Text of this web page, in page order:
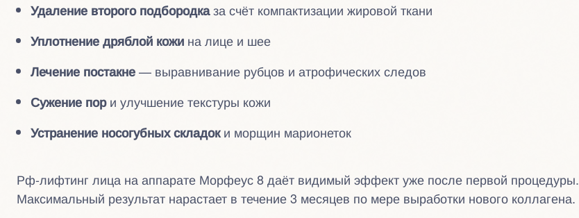
Удаление второго подбородказа счёт компактизации жировой ткани
Уплотнение дряблой кожи на лице и шее
Лечение постакне— выравнивание рубцов и атрофических следов
Сужение пори улучшение текстуры кожи
Устранение носогубных складоки морщин марионеток
Рф-лифтинг лица на аппарате Морфеус 8 даёт видимый эффект уже после первой процедуры.
Максимальный результат нарастает в течение 3 месяцев по мере выработки нового коллагена.